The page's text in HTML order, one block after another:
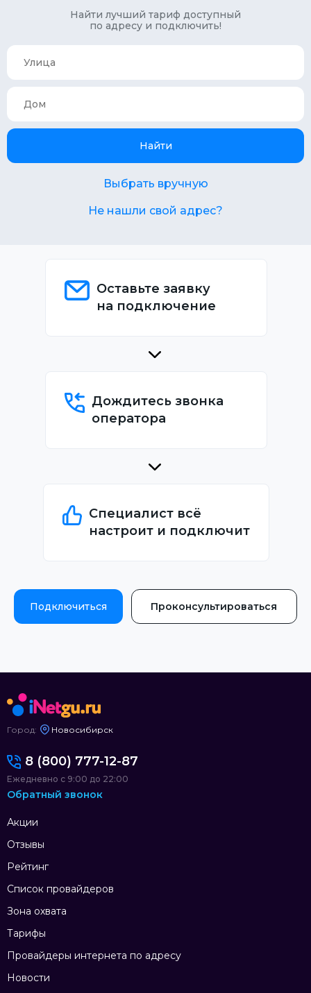
Найти лучший тариф доступный
по адресу и подключить!
Найти
Выбрать вручную
Не нашли свой адрес?
Оставьте заявку
на подключение
Дождитесь звонка
оператора
Специалист всё
настроит и подключит
Подключиться Проконсультироваться
Город: Новосибирск
Акции
Отзывы
Рейтинг
Список провайдеров
Зона охвата
Тарифы
Провайдеры интернета по адресу
Новости
8 (800) 777-12-87
Ежедневно с 9:00 до 22:00
Обратный звонок